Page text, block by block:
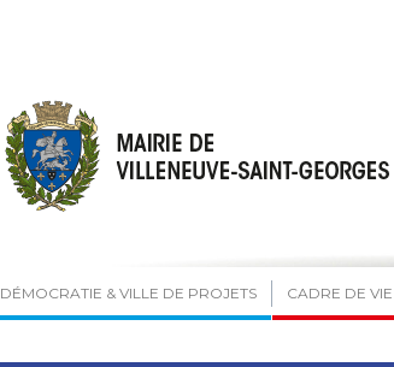
DÉMOCRATIE & VILLE DE PROJETS CADRE DE VIE